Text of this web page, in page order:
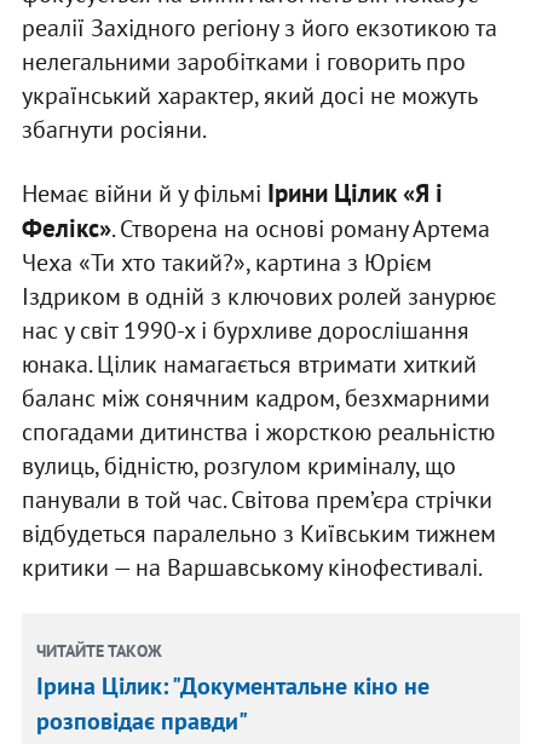
реалії Західного регіону з його екзотикою та
нелегальними заробітками і говорить про
український характер, який досі не можуть
збагнути росіяни.
Немає війни й у фільмі Ірини Цілик «Я і
Фелікс». Створена на основі роману Артема
Чеха «Ти хто такий?», картина з Юрієм
Іздриком в одній з ключових ролей занурює
нас у світ 1990-х і бурхливе дорослішання
юнака. Цілик намагається втримати хиткий
баланс між сонячним кадром, безхмарними
спогадами дитинства і жорсткою реальністю
вулиць, бідністю, розгулом криміналу, що
панували в той час. Світова прем’єра стрічки
відбудеться паралельно з Київським тижнем
критики — на Варшавському кінофестивалі.
ЧИТАЙТЕ ТАКОЖ
Ірина Цілик: "Документальне кіно не
розповідає правди"